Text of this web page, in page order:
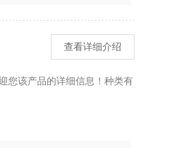
查看详细介绍
您该产品的详细信息！种类有